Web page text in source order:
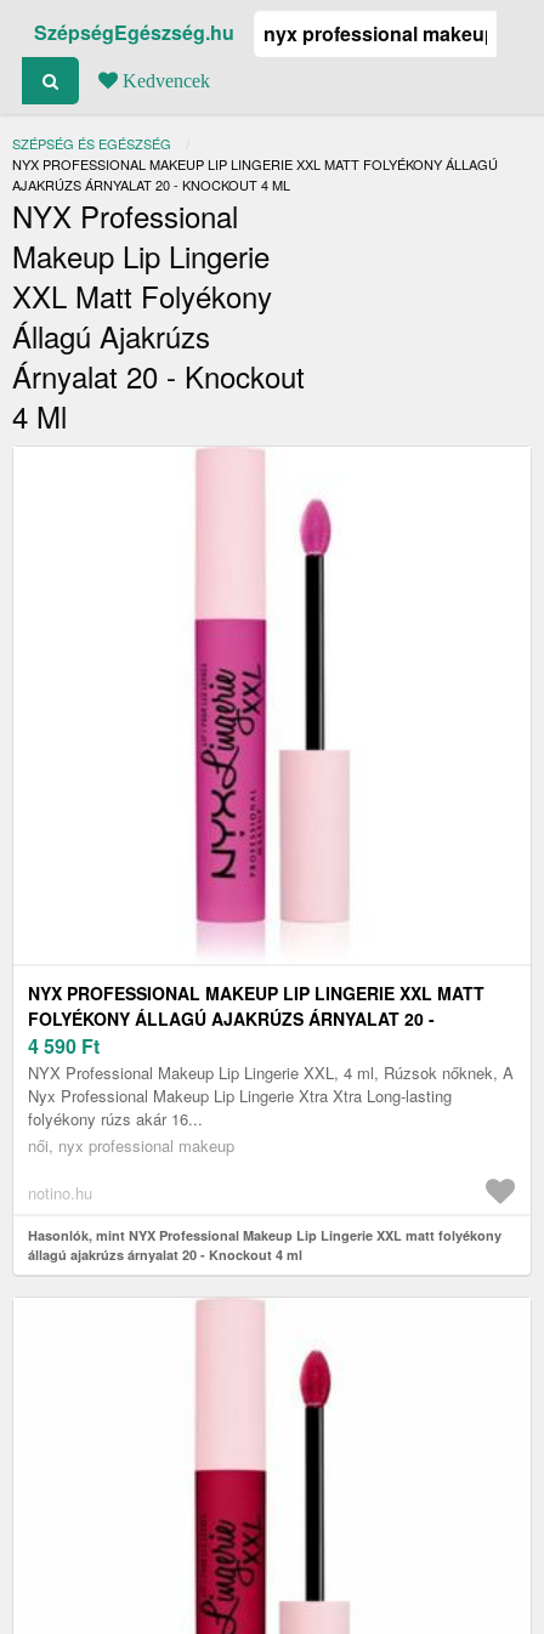
SzépségEgészség.hu
Kedvencek
SZÉPSÉG ÉS EGÉSZSÉG
JELENLEGI:
NYX PROFESSIONAL MAKEUP LIP LINGERIE XXL MATT FOLYÉKONY ÁLLAGÚ
AJAKRÚZS ÁRNYALAT 20 - KNOCKOUT 4 ML
NYX Professional
Makeup Lip Lingerie
XXL Matt Folyékony
Állagú Ajakrúzs
Árnyalat 20 - Knockout
4 Ml
NYX PROFESSIONAL MAKEUP LIP LINGERIE XXL MATT
FOLYÉKONY ÁLLAGÚ AJAKRÚZS ÁRNYALAT 20 -
KNOCKOUT 4 ML
4 590 Ft
NYX Professional Makeup Lip Lingerie XXL, 4 ml, Rúzsok nőknek, A
Nyx Professional Makeup Lip Lingerie Xtra Xtra Long-lasting
folyékony rúzs akár 16...
női, nyx professional makeup
notino.hu
Hasonlók, mint NYX Professional Makeup Lip Lingerie XXL matt folyékony
állagú ajakrúzs árnyalat 20 - Knockout 4 ml